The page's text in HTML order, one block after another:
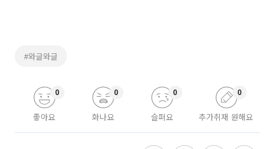
#와글와글
좋아요
0
화나요
0
슬퍼요
0
추가취재 원해요
0